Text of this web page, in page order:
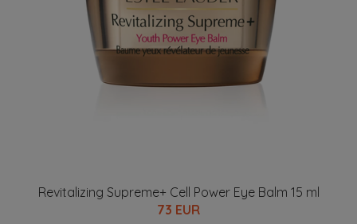
Revitalizing Supreme+ Cell Power Eye Balm 15 ml
73 EUR